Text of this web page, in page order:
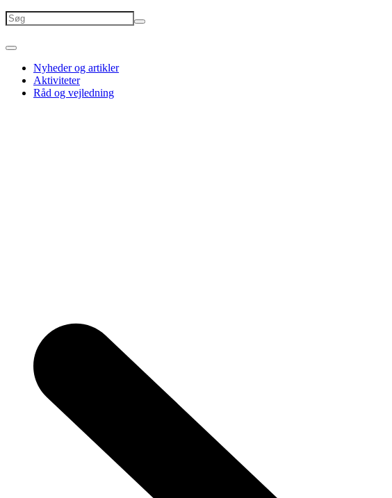
Nyheder og artikler
Aktiviteter
Råd og vejledning